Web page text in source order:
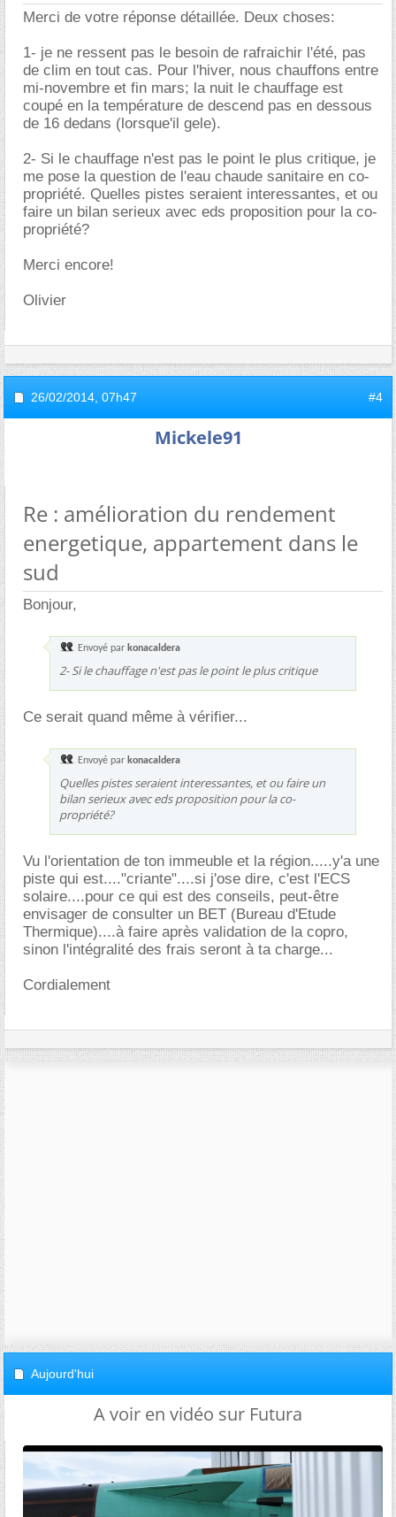
Merci de votre réponse détaillée. Deux choses:
1- je ne ressent pas le besoin de rafraichir l'été, pas
de clim en tout cas. Pour l'hiver, nous chauffons entre
mi-novembre et fin mars; la nuit le chauffage est
coupé en la température de descend pas en dessous
de 16 dedans (lorsque'il gele).
2- Si le chauffage n'est pas le point le plus critique, je
me pose la question de l'eau chaude sanitaire en co-
propriété. Quelles pistes seraient interessantes, et ou
faire un bilan serieux avec eds proposition pour la co-
propriété?
Merci encore!
Olivier
26/02/2014, 07h47 #4
Mickele91
Re : amélioration du rendement
energetique, appartement dans le
sud
Bonjour,
Envoyé par konacaldera
2- Si le chauffage n'est pas le point le plus critique
Ce serait quand même à vérifier...
Envoyé par konacaldera
Quelles pistes seraient interessantes, et ou faire un
bilan serieux avec eds proposition pour la co-
propriété?
Vu l'orientation de ton immeuble et la région.....y'a une
piste qui est...."criante"....si j'ose dire, c'est l'ECS
solaire....pour ce qui est des conseils, peut-être
envisager de consulter un BET (Bureau d'Etude
Thermique)....à faire après validation de la copro,
sinon l'intégralité des frais seront à ta charge...
Cordialement
Aujourd'hui
A voir en vidéo sur Futura